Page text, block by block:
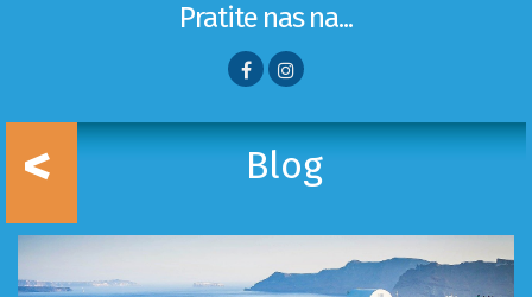
Pratite nas na...
< Blog